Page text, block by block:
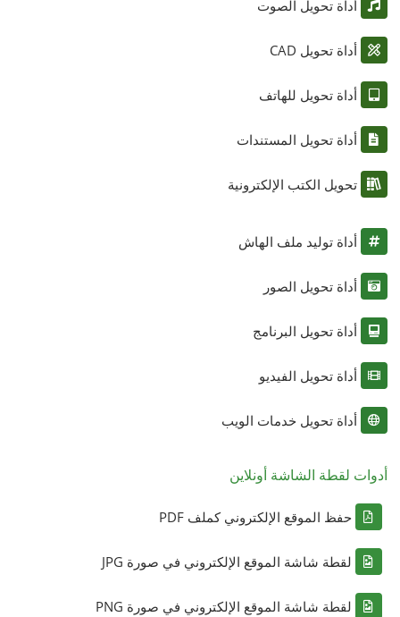
أداة تحويل الصوت
أداة تحويل CAD
أداة تحويل للهاتف
أداة تحويل المستندات
تحويل الكتب الإلكترونية
أداة توليد ملف الهاش
أداة تحويل الصور
أداة تحويل البرنامج
أداة تحويل الفيديو
أداة تحويل خدمات الويب
أدوات لقطة الشاشة أونلاين
حفظ الموقع الإلكتروني كملف PDF
لقطة شاشة الموقع الإلكتروني في صورة JPG
لقطة شاشة الموقع الإلكتروني في صورة PNG